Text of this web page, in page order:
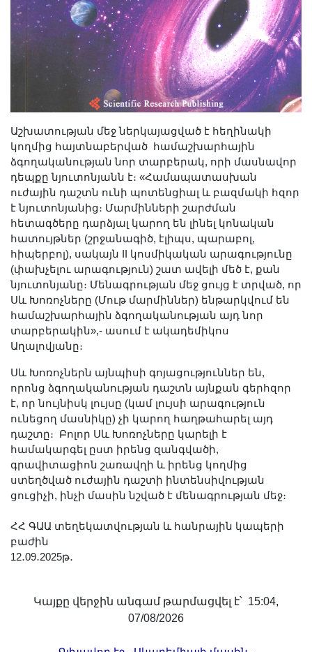
Երիտասարդ գիտնականի
ամբիոն
Մեր երախտավորները
Հայտարարություններ
Կայքի քարտեզ
Որոնում
Աշխատության մեջ ներկայացված է հեղինակի
կողմից հայտնաբերված համաշխարհային
ձգողականության նոր տարբերակ, որի մասնավոր
դեպքը նյուտոնյանն է։ «Համապատասխան
ուժային դաշտն ունի պոտենցիալ և բազմակի հզոր
է նյուտոնյանից։ Մարմինների շարժման
հետագծերը դարձյալ կարող են լինել կոնական
հատույթներ (շրջանագիծ, էլիպս, պարաբոլ,
հիպերբոլ), սակայն II կոսմիկական արագությունը
(փախչելու արագություն) շատ ավելի մեծ է, քան
նյուտոնյանը։ Մենագրության մեջ ցույց է տրված, որ
Սև Խոռոչները (Մութ մարմիններ) ենթարկվում են
համաշխարհային ձգողականության այդ նոր
տարբերակին»,- ասում է ակադեմիկոս
Աղալովյանը։
Սև Խոռոչներն այնպիսի գոյացություններ են,
որոնց ձգողականության դաշտն այնքան գերհզոր
է, որ նույնիսկ լույսը (կամ լույսի արագություն
ունեցող մասնիկը) չի կարող հաղթահարել այդ
դաշտը։ Բոլոր Սև Խոռոչները կարելի է
համակարգել ըստ իրենց զանգվածի,
գրավիտացիոն շառավղի և իրենց կողմից
ստեղծված ուժային դաշտի ինտենսիվության
ցուցիչի, ինչի մասին նշված է մենագրության մեջ։
ՀՀ ԳԱԱ տեղեկատվության և հանրային կապերի
բաժին
12․09․2025թ․
Կայքը վերջին անգամ թարմացվել է՝ 15:04,
07/08/2026